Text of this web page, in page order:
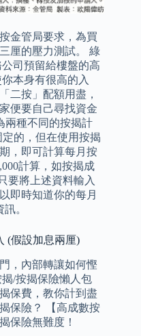
金管局要求，為買
厘的壓力測試。 綠
司預留給樓盤的高
本身有很高的入
二按」配額用盡，
便要自己尋找資金
兩種不同的按揭計
的，但在使用按揭
，即可計算每月按
計算，如按揭成
要將上述資料輸入
即時知道你的每月
。
(假設加息兩厘)
，內部轉讓如何慳
/按揭保險懶人包
保費，教你計到盡
保險？ 【高成數按
保險無難度！